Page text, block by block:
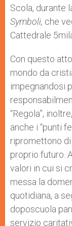
Scola, durante
Symboli, che
Cattedrale
Con questo
mondo da
impegnandosi
“Regola”,
anche i “punti
ripromettono
proprio futuro.
valori in cui si
messa la
quotidiana, a
doposcuola
servizio